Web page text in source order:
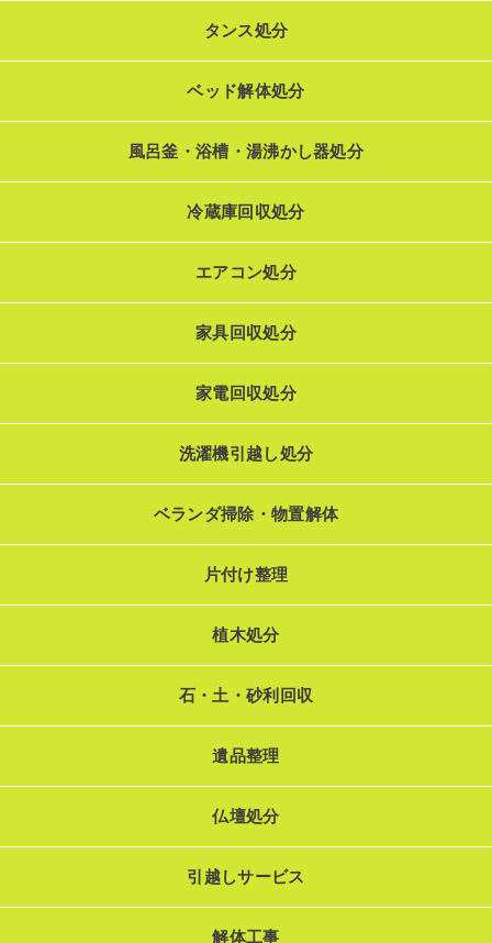
タンス処分
ベッド解体処分
風呂釜・浴槽・湯沸かし器処分
冷蔵庫回収処分
エアコン処分
家具回収処分
家電回収処分
洗濯機引越し処分
ベランダ掃除・物置解体
片付け整理
植木処分
石・土・砂利回収
遺品整理
仏壇処分
引越しサービス
解体工事